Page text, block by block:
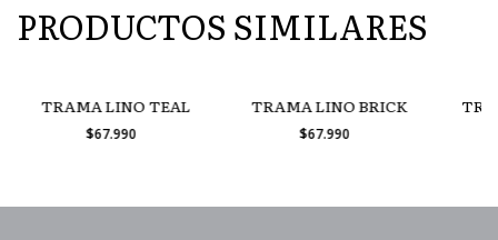
PRODUCTOS SIMILARES
TRAMA LINO TEAL
$67.990
TRAMA LINO BRICK
$67.990